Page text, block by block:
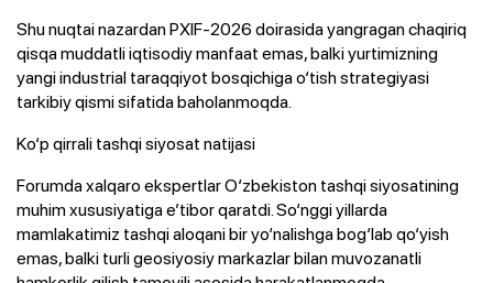
Shu nuqtai nazardan PXIF-2026 doirasida yangragan chaqiriq
qisqa muddatli iqtisodiy manfaat emas, balki yurtimizning
yangi industrial taraqqiyot bosqichiga o‘tish strategiyasi
tarkibiy qismi sifatida baholanmoqda.
Ko‘p qirrali tashqi siyosat natijasi
Forumda xalqaro ekspertlar O‘zbekiston tashqi siyosatining
muhim xususiyatiga e’tibor qaratdi. So‘nggi yillarda
mamlakatimiz tashqi aloqani bir yo‘nalishga bog‘lab qo‘yish
emas, balki turli geosiyosiy markazlar bilan muvozanatli